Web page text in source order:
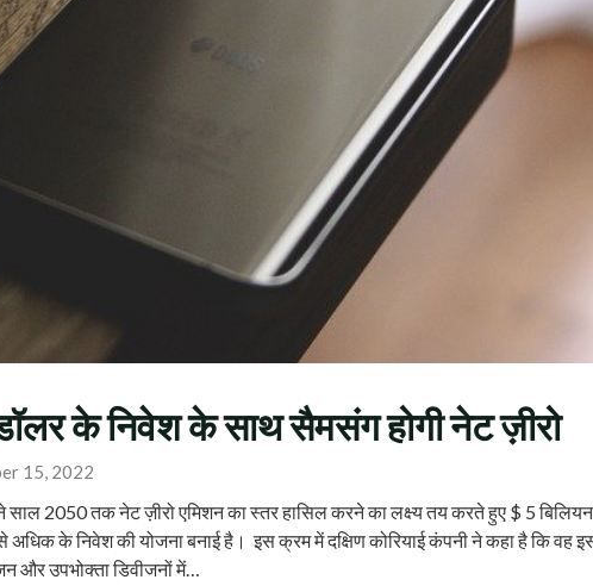
के निवेश के साथ सैमसंग होगी नेट ज़ीरो
15, 2022
2050 तक नेट ज़ीरो एमिशन का स्तर हासिल करने का लक्ष्य तय करते हुए $ 5
के निवेश की योजना बनाई है। इस क्रम में दक्षिण कोरियाई कंपनी ने कहा है कि
और उपभोक्ता डिवीजनों में…